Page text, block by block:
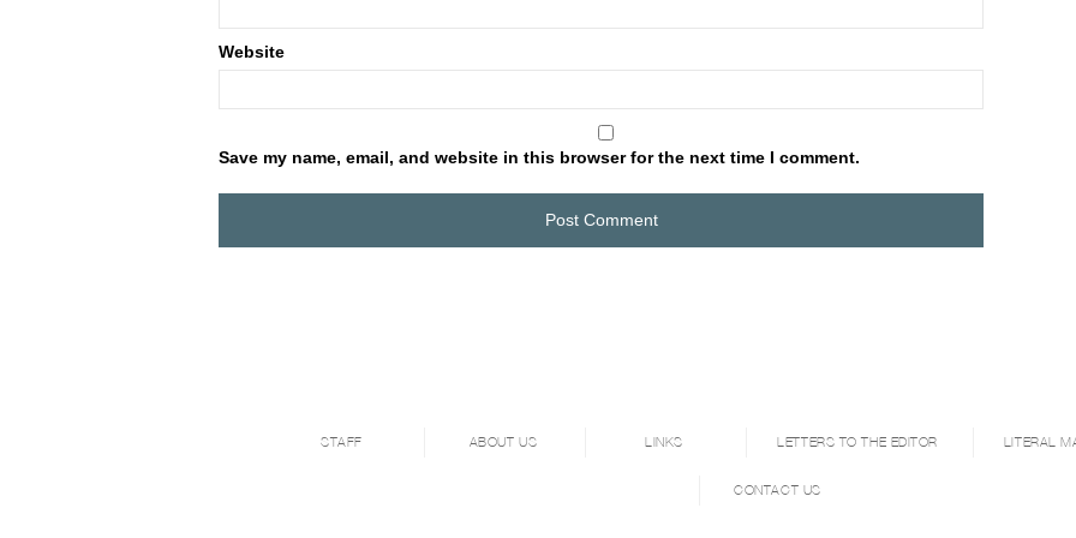
Website
Save my name, email, and website in this browser for the next time I comment.
STAFF ABOUT US LINKS LETTERS TO THE EDITOR LITERAL
CONTACT US